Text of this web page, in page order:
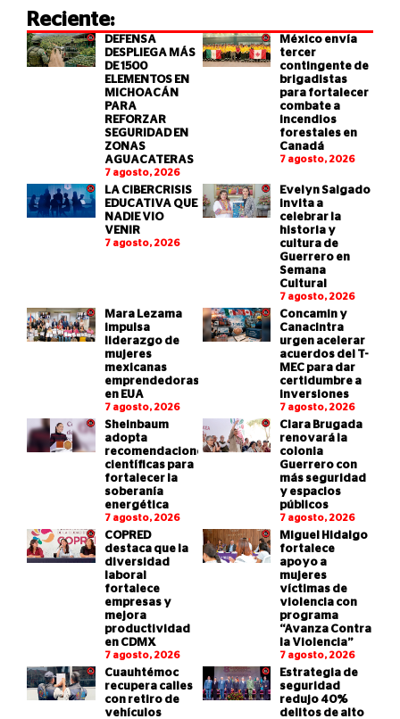
Reciente:
DEFENSA
DESPLIEGA MÁS
DE 1500
ELEMENTOS EN
MICHOACÁN
PARA
REFORZAR
SEGURIDAD EN
ZONAS
AGUACATERAS
7 agosto, 2026
México envía
tercer
contingente de
brigadistas
para fortalecer
combate a
incendios
forestales en
Canadá
7 agosto, 2026
LA CIBERCRISIS
EDUCATIVA QUE
NADIE VIO
VENIR
7 agosto, 2026
Evelyn Salgado
invita a
celebrar la
historia y
cultura de
Guerrero en
Semana
Cultural
7 agosto, 2026
Mara Lezama
impulsa
liderazgo de
mujeres
mexicanas
emprendedoras
en EUA
7 agosto, 2026
Concamin y
Canacintra
urgen acelerar
acuerdos del T-
MEC para dar
certidumbre a
inversiones
7 agosto, 2026
Sheinbaum
adopta
recomendaciones
científicas para
fortalecer la
soberanía
energética
7 agosto, 2026
Clara Brugada
renovará la
colonia
Guerrero con
más seguridad
y espacios
públicos
7 agosto, 2026
COPRED
destaca que la
diversidad
laboral
fortalece
empresas y
mejora
productividad
en CDMX
7 agosto, 2026
Miguel Hidalgo
fortalece
apoyo a
mujeres
víctimas de
violencia con
programa
“Avanza Contra
la Violencia”
7 agosto, 2026
Cuauhtémoc
recupera calles
con retiro de
vehículos
Estrategia de
seguridad
redujo 40%
delitos de alto